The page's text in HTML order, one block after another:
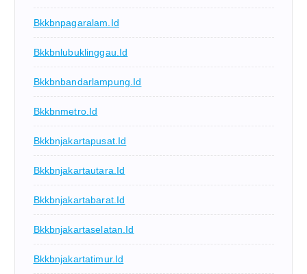
Bkkbnpagaralam.id
Bkkbnlubuklinggau.id
Bkkbnbandarlampung.id
Bkkbnmetro.id
Bkkbnjakartapusat.id
Bkkbnjakartautara.id
Bkkbnjakartabarat.id
Bkkbnjakartaselatan.id
Bkkbnjakartatimur.id